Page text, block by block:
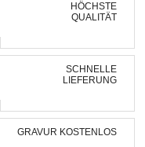
HÖCHSTE
QUALITÄT
SCHNELLE
LIEFERUNG
GRAVUR KOSTENLOS